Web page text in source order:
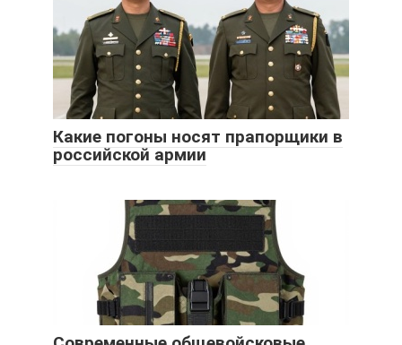
Какие погоны носят прапорщики в
российской армии